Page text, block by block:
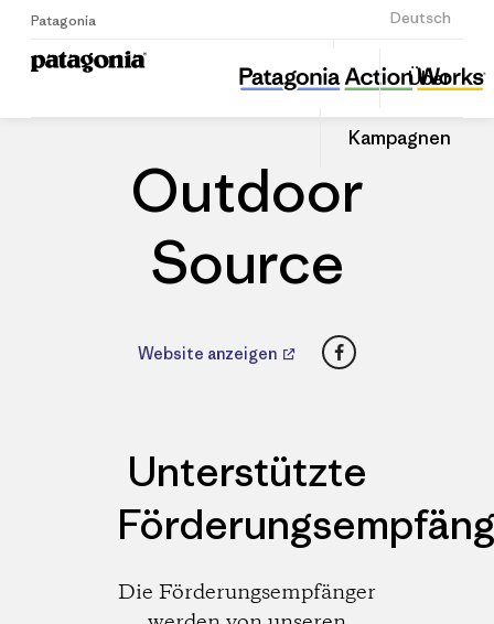
Patagonia Deutsch
Anmelden
Über
Kampagnen
Outdoor Source
Diesen
Beitrag
Auf
teilen
Outdoor
Source
Website anzeigen Facebook
Unterstützte
Die Förderungsempfänger